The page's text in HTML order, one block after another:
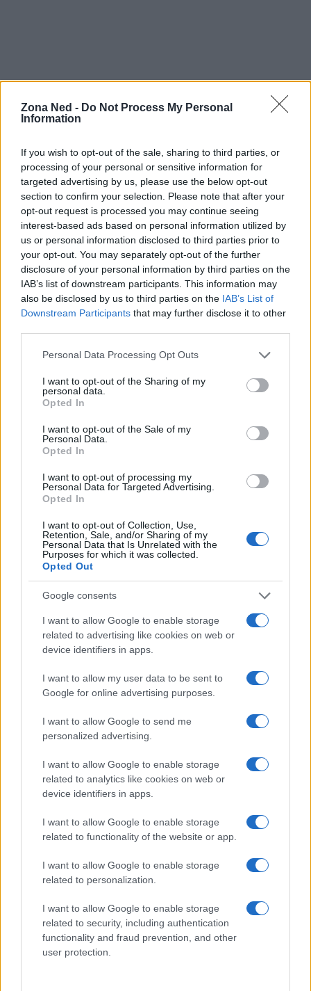
Zona Ned - Do Not Process My Personal
Information
If you wish to opt-out of the sale, sharing to third parties, or
processing of your personal or sensitive information for
targeted advertising by us, please use the below opt-out
section to confirm your selection. Please note that after your
opt-out request is processed you may continue seeing
interest-based ads based on personal information utilized by
us or personal information disclosed to third parties prior to
your opt-out. You may separately opt-out of the further
disclosure of your personal information by third parties on the
IAB’s list of downstream participants. This information may
also be disclosed by us to third parties on the IAB’s List of
Downstream Participants that may further disclose it to other
Please note that this website/app uses one or more Google
not limited to your visit or usage behaviour. You may click to
grant or deny consent to Google and its third-party tags to
use your data for below specified purposes in below Google
consent section.
Personal Data Processing Opt Outs
I want to opt-out of the Sharing of my
personal data.
Opted In
I want to opt-out of the Sale of my
Personal Data.
Opted In
I want to opt-out of processing my
Personal Data for Targeted Advertising.
Opted In
I want to opt-out of Collection, Use,
Retention, Sale, and/or Sharing of my
Personal Data that Is Unrelated with the
Purposes for which it was collected.
Opted Out
Google consents
I want to allow Google to enable storage
related to advertising like cookies on web or
device identifiers in apps.
I want to allow my user data to be sent to
Google for online advertising purposes.
I want to allow Google to send me
personalized advertising.
I want to allow Google to enable storage
related to analytics like cookies on web or
device identifiers in apps.
I want to allow Google to enable storage
related to functionality of the website or app.
I want to allow Google to enable storage
related to personalization.
I want to allow Google to enable storage
related to security, including authentication
functionality and fraud prevention, and other
user protection.
Staff
NERD NEWS
Pieve Comics 2026: tutto ciò che devi sapere
Andrea Conforti · 6 Ago 2026